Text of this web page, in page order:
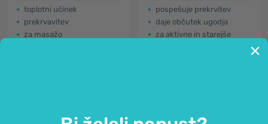
toplotni učinek
prekrvavitev
za masažo
pospešuje prekrvitev
daje občutek ugodja
za aktivne in starejše